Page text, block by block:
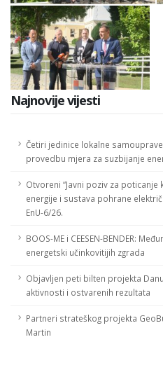
Najnovije vijesti
Četiri jedinice lokalne
provedbu mjera za suzbijanje
Otvoreni “Javni poziv za
energije i sustava pohrane
EnU-6/26.
BOOS-ME i CEESEN-BENDER:
energetski učinkovitijih zgrada
Objavljen peti bilten projekta
aktivnosti i ostvarenih rezultata
Partneri strateškog projekta
Martin